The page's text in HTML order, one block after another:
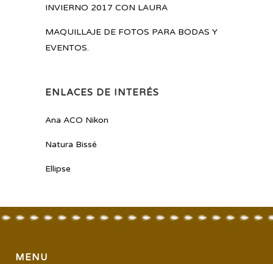
INVIERNO 2017 CON LAURA
MAQUILLAJE DE FOTOS PARA BODAS Y
EVENTOS.
ENLACES DE INTERÉS
Ana ACO Nikon
Natura Bissé
Ellipse
MENU